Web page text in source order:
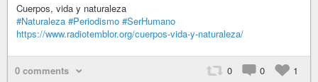
Cuerpos, vida y naturaleza
#Naturaleza #Periodismo #SerHumano
https://www.radiotemblor.org/cuerpos-vida-y-naturaleza/
0 comments 0 0 1